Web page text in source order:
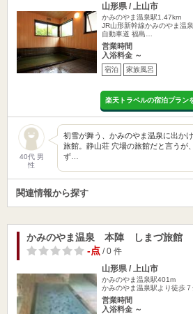
山形県 / 上山市
かみのやま温泉駅1.47km
JR山形新幹線かみのやま温
自動車道 福島…
営業時間
入浴料金 ～
宿泊 家族風呂
楽天トラベルの宿泊プラン
40代 男
性
初雪が舞う、かみのやま温泉に出か
旅館。静山荘 穴場の旅館だと言うが
ず…
関連情報から探す
かみのやま温泉 本陣 しまづ旅館
-点/ 0 件
山形県 / 上山市
かみのやま温泉駅401m
かみのやま温泉駅より徒歩
営業時間
入浴料金 ～